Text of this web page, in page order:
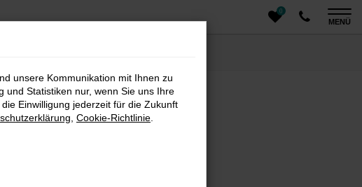
0
MENÜ
unsere Kommunikation mit Ihnen zu
und Statistiken nur, wenn Sie uns Ihre
Einwilligung jederzeit für die Zukunft
Cookie-Richtlinie